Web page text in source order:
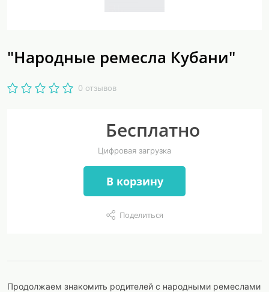
"Народные ремесла Кубани"
0 отзывов
Бесплатно
Цифровая загрузка
В корзину
Поделиться
Продолжаем знакомить родителей с народными ремеслами